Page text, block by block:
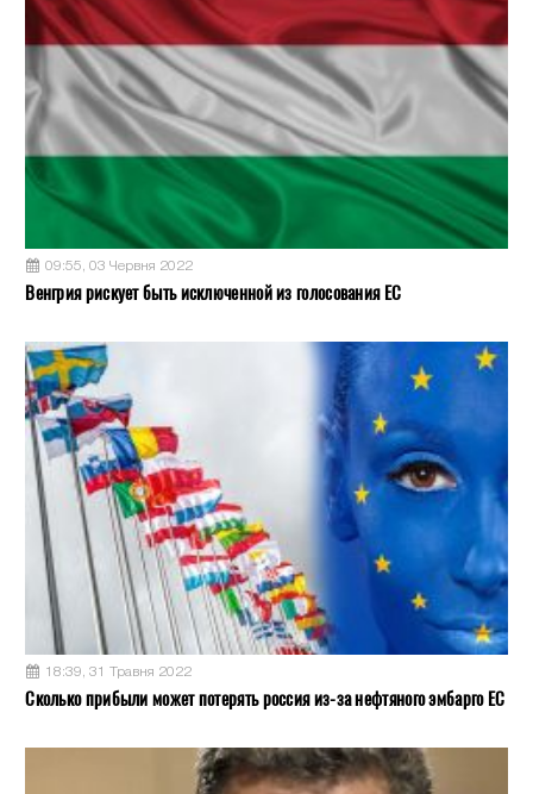
09:55, 03 Червня 2022
Венгрия рискует быть исключенной из голосования ЕС
18:39, 31 Травня 2022
Сколько прибыли может потерять россия из-за нефтяного эмбарго ЕС